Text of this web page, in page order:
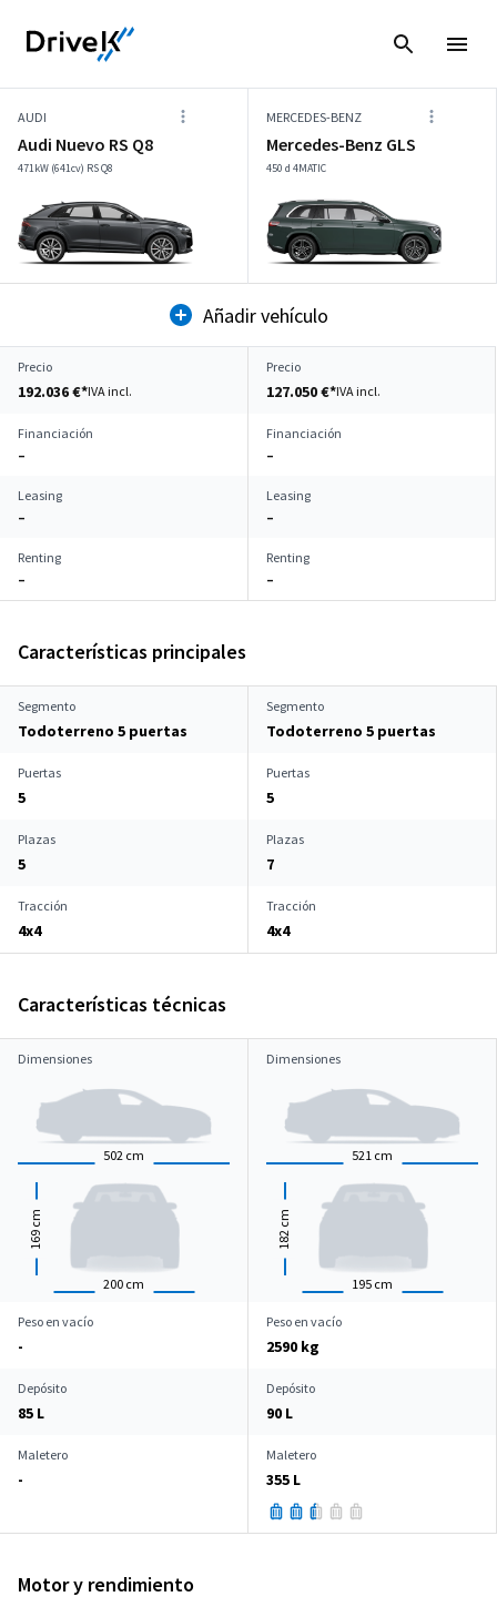
AUDI
Audi Nuevo RS Q8
471kW (641cv) RS Q8
MERCEDES-BENZ
Mercedes-Benz GLS
450 d 4MATIC
Añadir vehículo
Precio
192.036 €*IVA incl.
Precio
127.050 €*IVA incl.
Financiación
–
Financiación
–
Leasing
–
Leasing
–
Renting
–
Renting
–
Características principales
Segmento
Todoterreno 5 puertas
Segmento
Todoterreno 5 puertas
Puertas
5
Puertas
5
Plazas
5
Plazas
7
Tracción
4x4
Tracción
4x4
Características técnicas
Dimensiones
502 cm
200 cm
169
cm
Dimensiones
521 cm
195 cm
182
cm
Peso en vacío
-
Peso en vacío
2590 kg
Depósito
85 L
Depósito
90 L
Maletero
-
Maletero
355 L
Motor y rendimiento